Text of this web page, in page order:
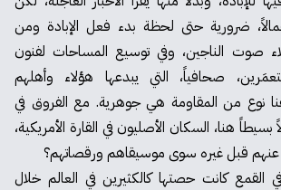
ضرورية حتى لحظة بدء فعل الإبادة ومن
صوت الناجين، وفي توسيع المساحات لفنون
صحافياً، التي يبدعها هؤلاء وأهلهم
نوع من المقاومة هي جوهرية. مع الفروق في
هنا، السكان الأصليون في القارة الأمريكية،
عنهم قبل غيره سوى موسيقاهم ورقصاتهم؟
القمع كانت حصتها كالكثيرين في العالم خلال